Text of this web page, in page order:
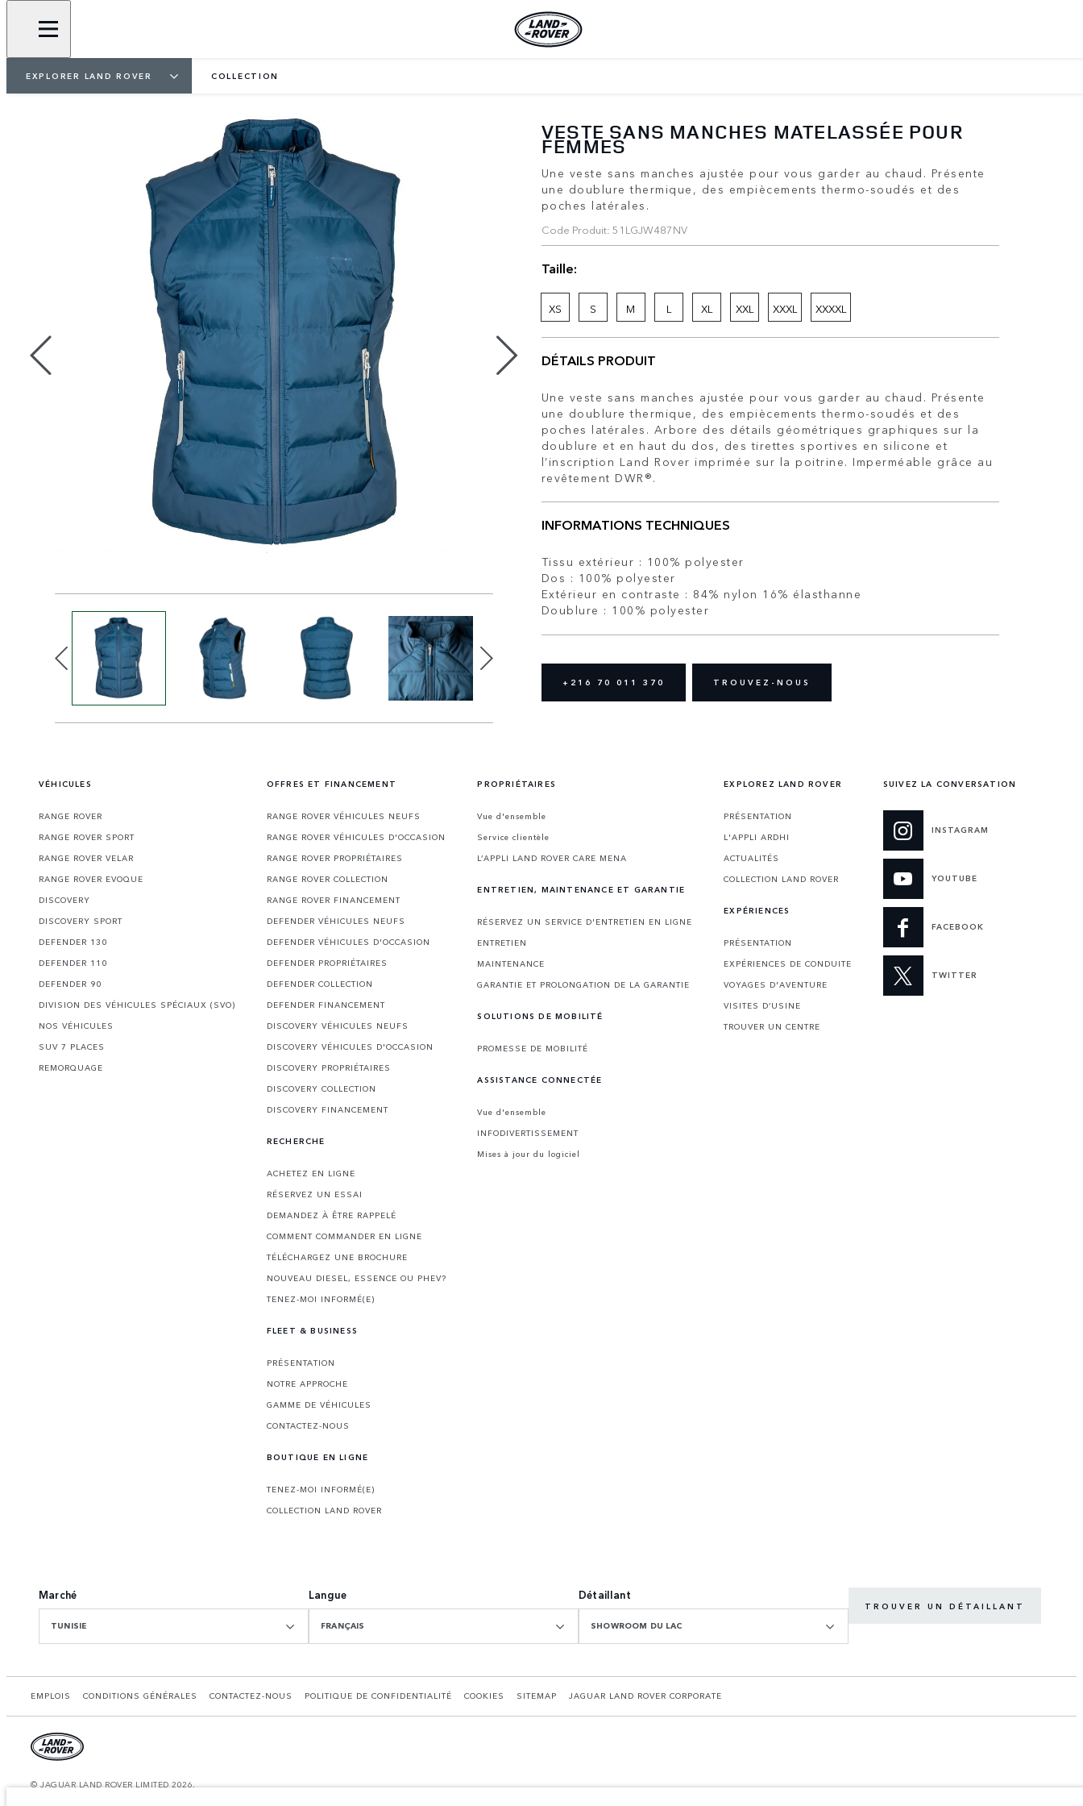
EXPLORER LAND ROVER COLLECTION
VESTE SANS MANCHES MATELASSÉE POUR
FEMMES
Une veste sans manches ajustée pour vous garder au chaud. Présente
une doublure thermique, des empiècements thermo-soudés et des
poches latérales.
Code Produit: 51LGJW487NV
Taille:
XS S M L XL XXL XXXL XXXXL
DÉTAILS PRODUIT
Une veste sans manches ajustée pour vous garder au chaud. Présente
une doublure thermique, des empiècements thermo-soudés et des
poches latérales. Arbore des détails géométriques graphiques sur la
doublure et en haut du dos, des tirettes sportives en silicone et
l’inscription Land Rover imprimée sur la poitrine. Imperméable grâce au
revêtement DWR®.
INFORMATIONS TECHNIQUES
Tissu extérieur : 100% polyester
Dos : 100% polyester
Extérieur en contraste : 84% nylon 16% élasthanne
Doublure : 100% polyester
+216 70 011 370 TROUVEZ-NOUS
VÉHICULES
RANGE ROVER
RANGE ROVER SPORT
RANGE ROVER VELAR
RANGE ROVER EVOQUE
DISCOVERY
DISCOVERY SPORT
DEFENDER 130
DEFENDER 110
DEFENDER 90
DIVISION DES VÉHICULES SPÉCIAUX (SVO)
NOS VÉHICULES
SUV 7 PLACES
REMORQUAGE
OFFRES ET FINANCEMENT
RANGE ROVER VÉHICULES NEUFS
RANGE ROVER VÉHICULES D'OCCASION
RANGE ROVER PROPRIÉTAIRES
RANGE ROVER COLLECTION
RANGE ROVER FINANCEMENT
DEFENDER VÉHICULES NEUFS
DEFENDER VÉHICULES D'OCCASION
DEFENDER PROPRIÉTAIRES
DEFENDER COLLECTION
DEFENDER FINANCEMENT
DISCOVERY VÉHICULES NEUFS
DISCOVERY VÉHICULES D'OCCASION
DISCOVERY PROPRIÉTAIRES
DISCOVERY COLLECTION
DISCOVERY FINANCEMENT
RECHERCHE
ACHETEZ EN LIGNE
RÉSERVEZ UN ESSAI
DEMANDEZ À ÊTRE RAPPELÉ
COMMENT COMMANDER EN LIGNE
TÉLÉCHARGEZ UNE BROCHURE
NOUVEAU DIESEL, ESSENCE OU PHEV?
TENEZ-MOI INFORMÉ(E)
FLEET & BUSINESS
PRÉSENTATION
NOTRE APPROCHE
GAMME DE VÉHICULES
CONTACTEZ-NOUS
BOUTIQUE EN LIGNE
TENEZ-MOI INFORMÉ(E)
COLLECTION LAND ROVER
PROPRIÉTAIRES
Vue d'ensemble
Service clientèle
L’APPLI LAND ROVER CARE MENA
ENTRETIEN, MAINTENANCE ET GARANTIE
RÉSERVEZ UN SERVICE D'ENTRETIEN EN LIGNE
ENTRETIEN
MAINTENANCE
GARANTIE ET PROLONGATION DE LA GARANTIE
SOLUTIONS DE MOBILITÉ
PROMESSE DE MOBILITÉ
ASSISTANCE CONNECTÉE
Vue d'ensemble
INFODIVERTISSEMENT
Mises à jour du logiciel
EXPLOREZ LAND ROVER
PRÉSENTATION
L'APPLI ARDHI
ACTUALITÉS
COLLECTION LAND ROVER
EXPÉRIENCES
PRÉSENTATION
EXPÉRIENCES DE CONDUITE
VOYAGES D'AVENTURE
VISITES D’USINE
TROUVER UN CENTRE
SUIVEZ LA CONVERSATION
INSTAGRAM
YOUTUBE
FACEBOOK
TWITTER
Marché
TUNISIE
Langue
FRANÇAIS
Détaillant
SHOWROOM DU LAC
TROUVER UN DÉTAILLANT
EMPLOIS CONDITIONS GÉNÉRALES CONTACTEZ-NOUS POLITIQUE DE CONFIDENTIALITÉ COOKIES SITEMAP JAGUAR LAND ROVER CORPORATE
© JAGUAR LAND ROVER LIMITED 2026.